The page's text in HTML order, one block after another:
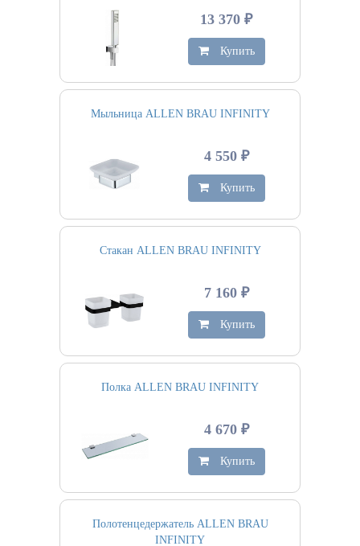
13 370 ₽
Купить
Мыльница ALLEN BRAU INFINITY
4 550 ₽
Купить
Стакан ALLEN BRAU INFINITY
7 160 ₽
Купить
Полка ALLEN BRAU INFINITY
4 670 ₽
Купить
Полотенцедержатель ALLEN BRAU
INFINITY